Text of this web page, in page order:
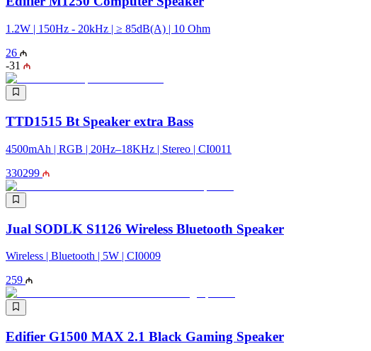
1.2W | 150Hz - 20kHz | ≥ 85dB(A) | 10 Ohm
26
-31
TTD1515 Bt Speaker extra Bass
4500mAh | RGB | 20Hz–18KHz | Stereo | CI0011
330299
Jual SODLK S1126 Wireless Bluetooth Speaker
Wireless | Bluetooth | 5W | CI0009
259
Edifier G1500 MAX 2.1 Black Gaming Speaker